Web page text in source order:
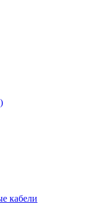
кабели